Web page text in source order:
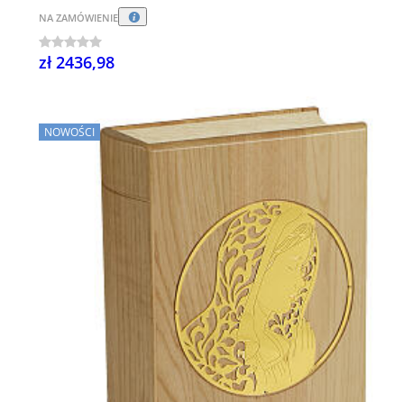
NA ZAMÓWIENIE
zł 2436,98
NOWOŚCI